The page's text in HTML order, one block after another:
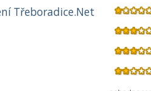
Třeboradice.Net